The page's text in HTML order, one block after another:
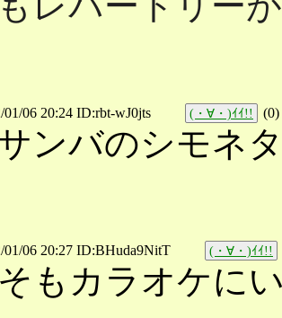
01/06 20:24 ID:rbt-wJ0jts (・∀・)ｲｲ!! (0)
ンバのシモネ
01/06 20:27 ID:BHuda9NitT (・∀・)ｲｲ!!
もカラオケに